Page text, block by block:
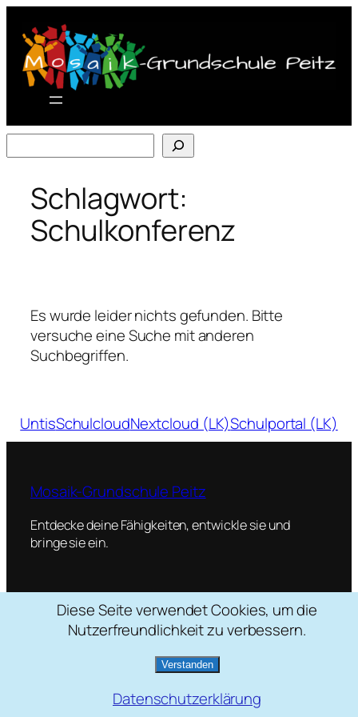
Inhalt
springen
Schlagwort:
Schulkonferenz
Es wurde leider nichts gefunden. Bitte
versuche eine Suche mit anderen
Suchbegriffen.
UntisSchulcloudNextcloud (LK)Schulportal (LK)
Mosaik-Grundschule Peitz
Entdecke deine Fähigkeiten, entwickle sie und
bringe sie ein.
Schulstraße 2, 03185 Peitz
035601 / 22088
mosaik[at]grundschule-peitz.de
Diese Seite verwendet Cookies, um die
Nutzerfreundlichkeit zu verbessern.
Verstanden
Datenschutzerklärung